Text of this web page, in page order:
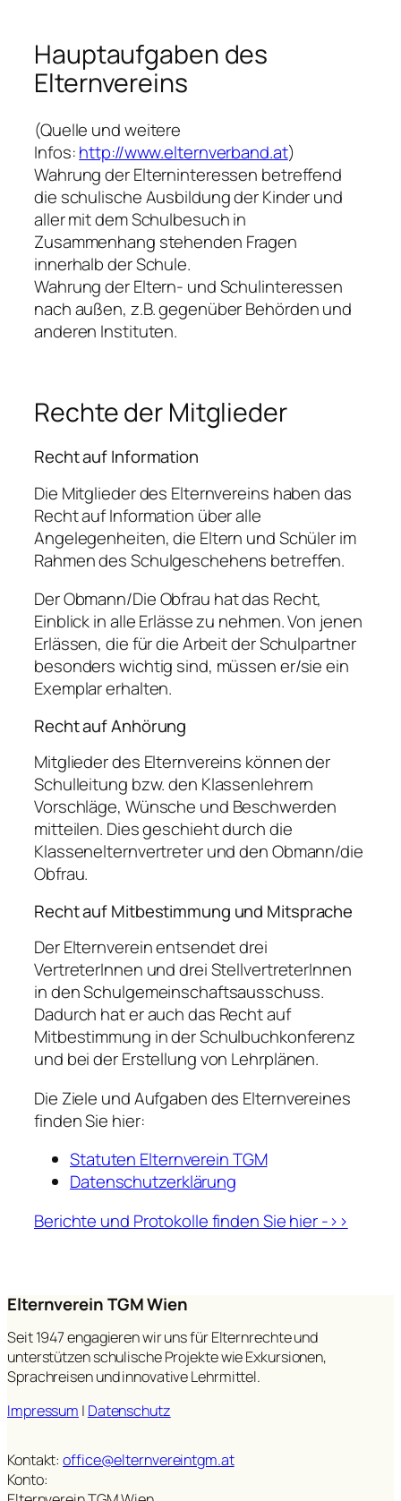
Hauptaufgaben des
Elternvereins
(Quelle und weitere
Infos:http://www.elternverband.at)
Wahrung der Elterninteressen betreffend
die schulische Ausbildung der Kinder und
aller mit dem Schulbesuch in
Zusammenhang stehenden Fragen
innerhalb der Schule.
Wahrung der Eltern- und Schulinteressen
nach außen, z.B. gegenüber Behörden und
anderen Instituten.
Rechte der Mitglieder
Recht auf Information
Die Mitglieder des Elternvereins haben das
Recht auf Information über alle
Angelegenheiten, die Eltern und Schüler im
Rahmen des Schulgeschehens betreffen.
Der Obmann/Die Obfrau hat das Recht,
Einblick in alle Erlässe zu nehmen. Von jenen
Erlässen, die für die Arbeit der Schulpartner
besonders wichtig sind, müssen er/sie ein
Exemplar erhalten.
Recht auf Anhörung
Mitglieder des Elternvereins können der
Schulleitung bzw. den Klassenlehrern
Vorschläge, Wünsche und Beschwerden
mitteilen. Dies geschieht durch die
Klassenelternvertreter und den Obmann/die
Obfrau.
Recht auf Mitbestimmung und Mitsprache
Der Elternverein entsendet drei
VertreterInnen und drei StellvertreterInnen
in den Schulgemeinschaftsausschuss.
Dadurch hat er auch das Recht auf
Mitbestimmung in der Schulbuchkonferenz
und bei der Erstellung von Lehrplänen.
Die Ziele und Aufgaben des Elternvereines
finden Sie hier:
Statuten Elternverein TGM
Datenschutzerklärung
Berichte und Protokolle finden Sie hier ->>
Elternverein TGM Wien
Seit 1947 engagieren wir uns für Elternrechte und
unterstützen schulische Projekte wie Exkursionen,
Sprachreisen und innovative Lehrmittel.
Impressum | Datenschutz
Kontakt:office@elternvereintgm.at
Konto: